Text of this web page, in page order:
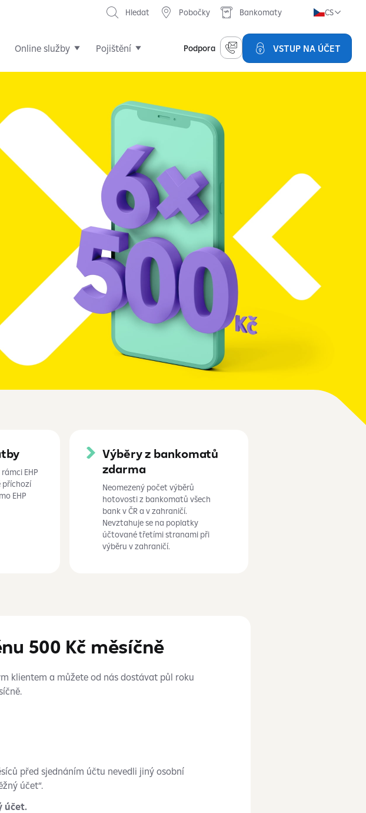
Online služby Pojištění Podpora VSTUP NA ÚČET
CS
Hledat Pobočky Bankomaty
EHP
příchozí
EHP
Výběry z bankomatů
zdarma
Neomezený počet výběrů
hotovosti z bankomatů všech
bank v ČR a vzahraničí.
Nevztahuje se na poplatky
účtované třetími stranami při
výběru vzahraničí.
500 Kč měsíčně
klientem a můžete od nás dostávat půl roku
před sjednáním účtu nevedli jiný osobní
účet“.
účet.